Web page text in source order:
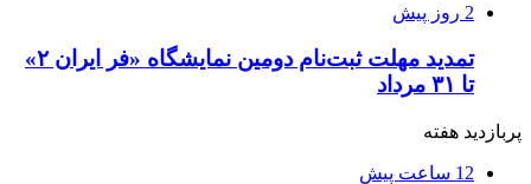
2 روز پیش
تمدید مهلت ثبت‌نام دومین نمایشگاه «فر ایران ۲»
تا ۳۱ مرداد
پربازدید هفته
12 ساعت پیش